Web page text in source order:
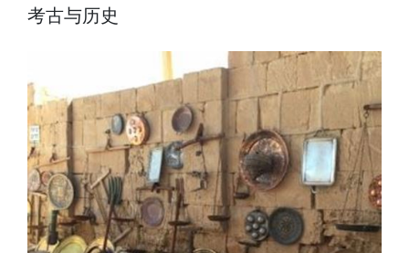
考古与历史